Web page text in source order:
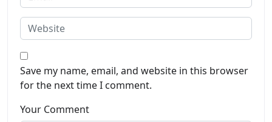
Save my name, email, and website in this browser
for the next time I comment.
Your Comment